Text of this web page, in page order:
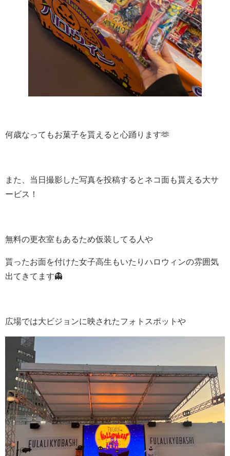
何歳なってもお菓子を貰えると心踊ります🫶
また、当日撮影した写真を投稿するとネコ面も貰える大サ
ービス！
無料の更衣室もあるため仮装してる人や
貰ったお面を付けた女子高生もいたりハロウィンの雰囲気
出てきてます👻
広場では大ビジョンに映されたフォトスポットや